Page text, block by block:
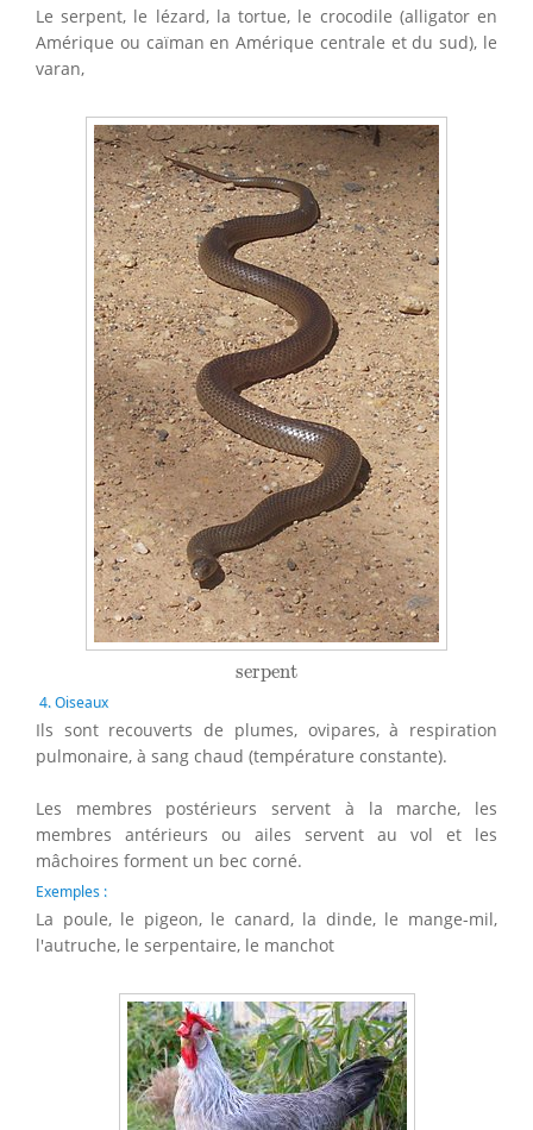
Le serpent, le lézard, la tortue, le crocodile (alligator en
Amérique ou caïman en Amérique centrale et du sud), le
varan,
serpent
serpent
4. Oiseaux
Ils sont recouverts de plumes, ovipares, à respiration
pulmonaire, à sang chaud (température constante).
Les membres postérieurs servent à la marche, les
membres antérieurs ou ailes servent au vol et les
mâchoires forment un bec corné.
Exemples :
La poule, le pigeon, le canard, la dinde, le mange-mil,
l'autruche, le serpentaire, le manchot